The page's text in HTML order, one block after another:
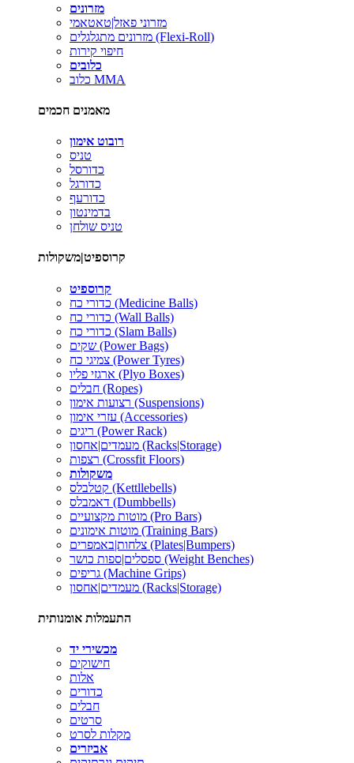
מזרונים
מזרוני פאזל|טאטאמי
מזרונים מתגלגלים (Flexi-Roll)
חיפוי קירות
כלובים
כלוב MMA
מאמנים חכמים
רובוט אימון
טניס
כדורסל
כדורגל
כדורעף
בדמינטון
טניס שולחן
קרוספיט|משקולות
קרוספיט
כדורי כח (Medicine Balls)
כדורי כח (Wall Balls)
כדורי כח (Slam Balls)
שקים (Power Bags)
צמיגי כח (Power Tyres)
ארגזי פליו (Plyo Boxes)
חבלים (Ropes)
רצועות אימון (Suspensions)
עזרי אימון (Accessories)
ריגים (Power Rack)
מעמדים|אחסון (Racks|Storage)
רצפות (Crossfit Floors)
משקולות
קטלבלס (Kettllebells)
דאמבלס (Dumbbells)
מוטות מקצועיים (Pro Bars)
מוטות אימונים (Training Bars)
צלחות|באמפרים (Plates|Bumpers)
ספסלים|ספות כושר (Weight Benches)
גריפים (Machine Grips)
מעמדים|אחסון (Racks|Storage)
התעמלות אומנותית
מכשירי יד
חישוקים
אלות
כדורים
חבלים
סרטים
מקלות לסרט
אביזרים